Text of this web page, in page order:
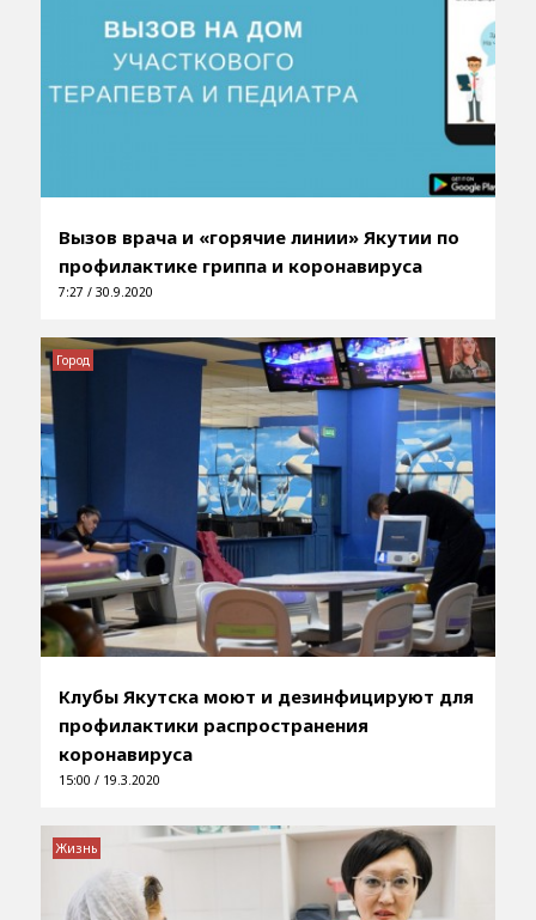
Вызов врача и «горячие линии» Якутии по
профилактике гриппа и коронавируса
7:27 / 30.9.2020
Клубы Якутска моют и дезинфицируют для
профилактики распространения
коронавируса
15:00 / 19.3.2020
Город
Жизнь